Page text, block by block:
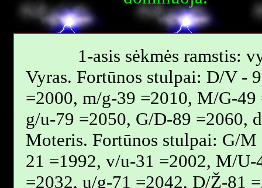
1-asis sėkmės ramstis:
Vyras. Fortūnos stulpai: D/V -
=2000, m/g-39 =2010, M/G-
g/u-79 =2050, G/D-89 =2060,
Moteris. Fortūnos stulpai: G/
21 =1992, v/u-31 =2002, M/
=2032, u/g-71 =2042, D/Ž-81